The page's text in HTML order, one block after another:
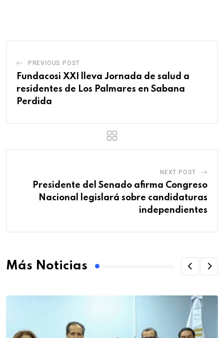
PREVIOUS POST
Fundacosi XXI lleva Jornada de salud a
residentes de Los Palmares en Sabana
Perdida
NEXT POST
Presidente del Senado afirma Congreso
Nacional legislará sobre candidaturas
independientes
Más Noticias